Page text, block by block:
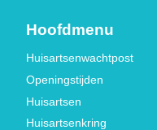
Hoofdmenu
Huisartsenwachtpost
Openingstijden
Huisartsen
Huisartsenkring